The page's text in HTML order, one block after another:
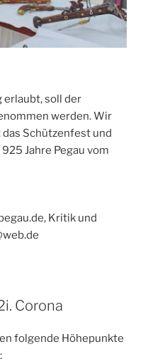
erlaubt, soll der
werden. Wir
das Schützenfest und
Jahre Pegau vom
Kritik und
Corona
folgende Höhepunkte